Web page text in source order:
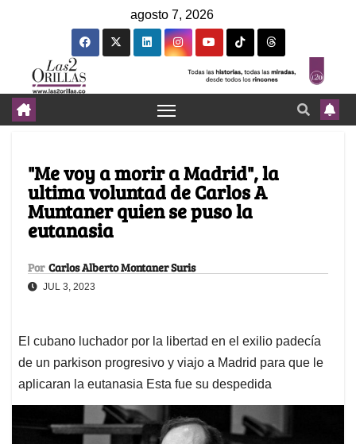
agosto 7, 2026
"Me voy a morir a Madrid", la
ultima voluntad de Carlos A
Muntaner quien se puso la
eutanasia
Por Carlos Alberto Montaner Suris
JUL 3, 2023
El cubano luchador por la libertad en el exilio padecía
de un parkison progresivo y viajo a Madrid para que le
aplicaran la eutanasia Esta fue su despedida